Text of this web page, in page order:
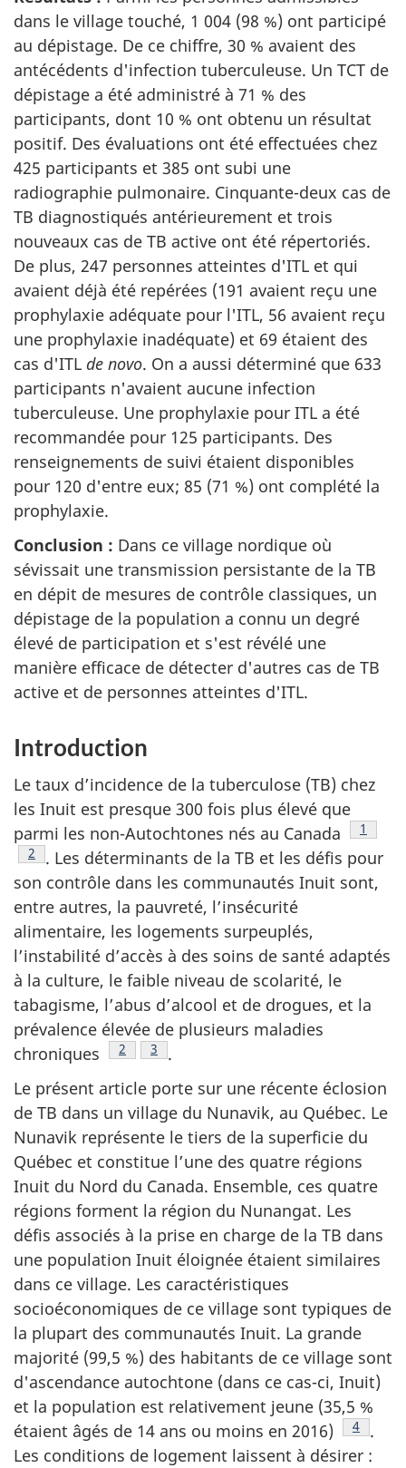
dans le village touché, 1 004 (98 %) ont participé
au dépistage. De ce chiffre, 30 % avaient des
antécédents d'infection tuberculeuse. Un TCT de
dépistage a été administré à 71 % des
participants, dont 10 % ont obtenu un résultat
positif. Des évaluations ont été effectuées chez
425 participants et 385 ont subi une
radiographie pulmonaire. Cinquante-deux cas de
TB diagnostiqués antérieurement et trois
nouveaux cas de TB active ont été répertoriés.
De plus, 247 personnes atteintes d'ITL et qui
avaient déjà été repérées (191 avaient reçu une
prophylaxie adéquate pour l'ITL, 56 avaient reçu
une prophylaxie inadéquate) et 69 étaient des
cas d'ITL de novo. On a aussi déterminé que 633
participants n'avaient aucune infection
tuberculeuse. Une prophylaxie pour ITL a été
recommandée pour 125 participants. Des
renseignements de suivi étaient disponibles
pour 120 d'entre eux; 85 (71 %) ont complété la
prophylaxie.
Conclusion : Dans ce village nordique où
sévissait une transmission persistante de la TB
en dépit de mesures de contrôle classiques, un
dépistage de la population a connu un degré
élevé de participation et s'est révélé une
manière efficace de détecter d'autres cas de TB
active et de personnes atteintes d'ITL.
Introduction
Le taux d’incidence de la tuberculose (TB) chez
les Inuit est presque 300 fois plus élevé que
parmi les non-Autochtones nés au Canada
1
Footnote
2
. Les déterminants de la TB et les défis pour
son contrôle dans les communautés Inuit sont,
entre autres, la pauvreté, l’insécurité
alimentaire, les logements surpeuplés,
l’instabilité d’accès à des soins de santé adaptés
à la culture, le faible niveau de scolarité, le
tabagisme, l’abus d’alcool et de drogues, et la
prévalence élevée de plusieurs maladies
chroniques
Footnote
2 Footnote
3
.
Le présent article porte sur une récente éclosion
de TB dans un village du Nunavik, au Québec. Le
Nunavik représente le tiers de la superficie du
Québec et constitue l’une des quatre régions
Inuit du Nord du Canada. Ensemble, ces quatre
régions forment la région du Nunangat. Les
défis associés à la prise en charge de la TB dans
une population Inuit éloignée étaient similaires
dans ce village. Les caractéristiques
socioéconomiques de ce village sont typiques de
la plupart des communautés Inuit. La grande
majorité (99,5 %) des habitants de ce village sont
d'ascendance autochtone (dans ce cas-ci, Inuit)
et la population est relativement jeune (35,5 %
étaient âgés de 14 ans ou moins en 2016)
Footnote
4
.
Les conditions de logement laissent à désirer :